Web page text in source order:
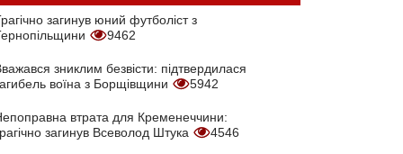
загинув юний футболіст з
9462
зниклим безвісти: підтвердилася
воїна з Борщівщини
5942
втрата для Кременеччини:
загинув Всеволод Штука
4546